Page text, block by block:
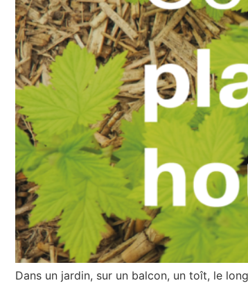
Dans un jardin, sur un balcon, un toît, le